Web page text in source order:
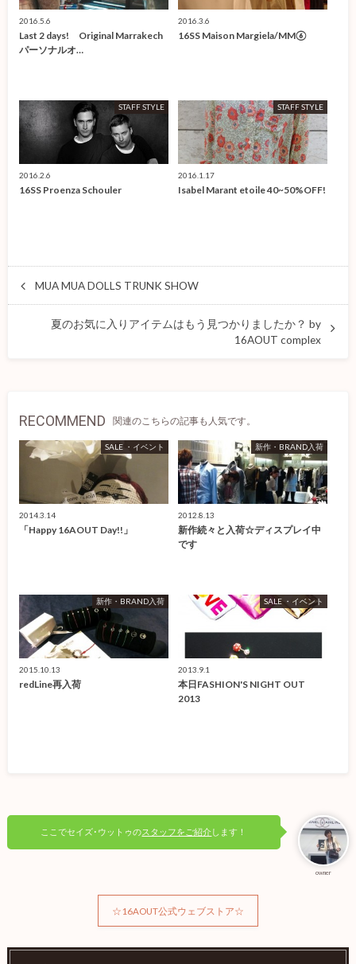
2016.5.6
Last 2 days! Original Marrakech
パーソナルオ…
2016.3.6
16SS Maison Margiela/MM⑥
STAFF STYLE
2016.2.6
16SS Proenza Schouler
STAFF STYLE
2016.1.17
Isabel Marant etoile 40~50%OFF!
MUA MUA DOLLS TRUNK SHOW
夏のお気に入りアイテムはもう見つかりましたか？ by
16AOUT complex
RECOMMEND 関連のこちらの記事も人気です。
SALE ・イベント
2014.3.14
「Happy 16AOUT Day!!」
新作・BRAND入荷
2012.8.13
新作続々と入荷☆ディスプレイ中
です
新作・BRAND入荷
2015.10.13
redLine再入荷
SALE ・イベント
2013.9.1
本日FASHION'S NIGHT OUT
2013
owner
ここでセイズ･ウットゥのスタッフをご紹介します！
☆16AOUT公式ウェブストア☆